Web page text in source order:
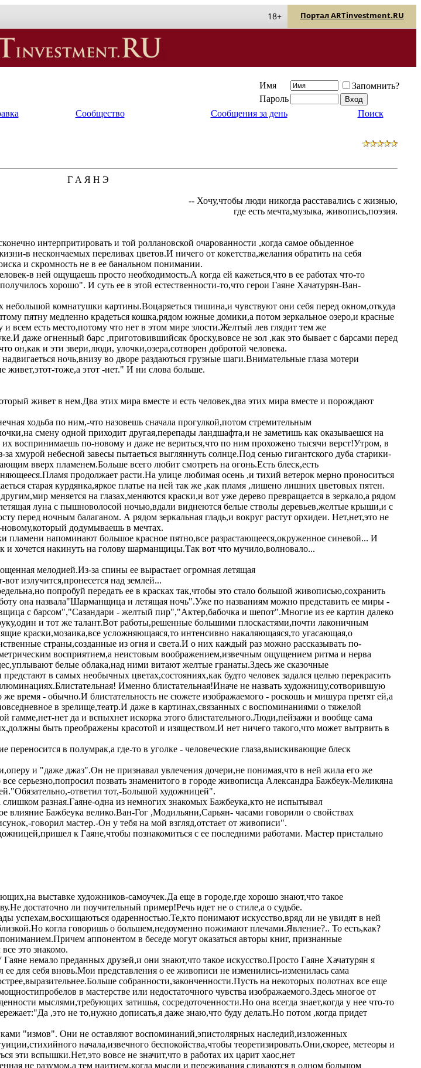
Портал ARTinvestment.RU
18+
Имя
Запомнить?
Пароль
Сообщество Сообщения за день Поиск
Г А Я Н Э
-- Хочу,чтобы люди никогда расставались с жизнью,
где есть мечта,музыка, живопись,поэзия.
интерпритировать и той роллановской очарованности ,когда самое обыденное
в нескончаемых переливах цветов.И ничего от кокетства,желания обратить на себя
и скромность не в ее банальном понимании.
в ней ощущаешь просто необходимость.А когда ей кажеться,что в ее работах что-то
хорошо". И суть ее в этой естественности-то,что герои Гаяне Хачатурян-Ван-
небольшой комнатушки картины.Воцаряеться тишина,и чувствуют они себя перед окном,откуда
пятну медленно крадеться кошка,рядом южные домики,а потом зеркальное озеро,и красные
всем есть место,потому что нет в этом мире злости.Желтый лев глядит тем же
даже огненный барс ,приготовившийсяк броску,вовсе не зол ,как это бывает с барсами перед
он,как и эти звери,люди, улочки,озера,сотворен добротой человека.
ночь,внизу во дворе раздаються грузные шаги.Внимательные глаза мотери
тоже,а этот -нет." И ни слова больше.
живет в нем.Два этих мира вместе и есть человек,два этих мира вместе и порождают
ходьба по ним,-что назовешь сначала прогулкой,потом стремительным
смену одной приходит другая,перепады ландшафта,и не заметишь как оказываешся на
воспринимаешь по-новому и даже не вериться,что по ним прохожено тысячи верст!Утром, в
хмурой небесной завесы пытаеться выгляннуть солнце.Под сенью гигантского дуба старики-
вверх пламенем.Больше всего любит смотреть на огонь.Есть блеск,есть
продолжает расти.На улице любимая осень ,и тихий ветерок мерно проноситься
старая курдянка,яркое платье на ней так же ,как пламя ,лишено лишних цветовых пятен.
меняется на глазах,меняются краски,и вот уже дерево превращается в зеркало,а рядом
луна с пышноволосой ночью,вдали виднеются белые стволы деревьев,желтые крыши,и с
перед ночным балаганом. А рядом зеркальная гладь,и вокруг растут орхидеи. Нет,нет,это не
додумываешь в мечтах.
пламени напоминают большое красное пятно,все разрастающееся,окруженное синевой... И
и хочется накинуть на голову шарманщицы.Так вот что мучило,волновало...
мелодией.Из-за спины ее вырастает огромная летящая
излучится,пронесется над землей...
попробуй передать ее в красках так,чтобы это стало большой живописью,сохранить
она назвала"Шарманщица и летящая ночь".Уже по названиям можно представить ее миры -
с барсом","Сазандари - желтый пир","Актер,бабочка и шепот".Многие из ее картин далеко
и тот же талант.Вот работы,решенные большими плоскастями,почти лаконичным
краски,мозаика,все усложняющаяся,то интенсивно накаляющаяся,то угасающая,о
страны,созданные из огня и света.И о них каждый раз можно рассказывать по-
восприятием,а неистовым воображением,извечным ощущением ритма и нерва
белые облака,над ними витают желтые гранаты.Здесь же сказочные
в самых необычных цветах,состояниях,как будто человек задался целью перекрасить
Именно блистательная!Иначе не назвать художницу,сотворившую
же время - обычно.И блистательность не сюжете изображаемого - роскошь и мишура претят ей,а
в зрелище,театр.И даже в картинах,связанных с воспоминаниями о тяжелой
нет да и вспыхнет искорка этого блистательного.Люди,пейзажи и вообще сама
быть преображены красотой и изяществом.И нет ничего такого,что может вытрвить в
переносится в полумрак,а где-то в уголке - человеческие глаза,выискивающие блеск
и "даже джаз".Он не признавал увлечения дочери,не понимая,что в ней жила его же
серьезно,попросил позвать знаменитого в городе живописца Александра Бажбеук-Меликяна
ответил тот,-Большой художницей".
разная.Гаяне-одна из немногих знакомых Бажбеука,кто не испытывал
влияние Бажбеука велико.Ван-Гог ,Модильяни,Сарьян- часами говорили о свойствах
говорил мастер.-Он у тебя на мой взгляд,отстает от живописи".
к Гаяне,чтобы познакомиться с ее последними работами. Мастер пристально
выставке художников-самоучек.Да еще в городе,где хорошо знают,что такое
достаточно ли поучительный пример!Речь идет не о стиле,а о судьбе.
успехам,восхищаються одаренностью.Те,кто понимают искусство,вряд ли не увидят в ней
когла говоришь о большем,недоуменно пожимают плечами.Явление?.. То есть,как?
аппонентом в беседе могут оказаться авторы книг, признанные
это знакомо.
немало преданных друзей,и они знают,что такое искусство.Просто Гаяне Хачатурян я
ее для себя вновь.Мои представления о ее живописи не изменились-изменилась сама
собранности,законченности.Пусть на некоторых полотнах все еще
в мастерстве или недостаточного чувства изображаемого.Здесь многое от
мыслями,требующих затишья, сосредоточенности.Но она всегда знает,когда у нее что-то
,это не то,нужно дописать,я даже знаю,что буду делать.Но потом ,когда придет
"измов". Они не оставляют воспоминаний,эпистолярных наследий,изложенных
начала,извечного беспокойства,чтобы теоретизировать.Они,скорее, метеоры и
эти вспышки.Нет,это вовсе не значит,что в работах их царит хаос,нет
не разумом,а тем наитием,когда мысли и переживания сливаются в одном большом